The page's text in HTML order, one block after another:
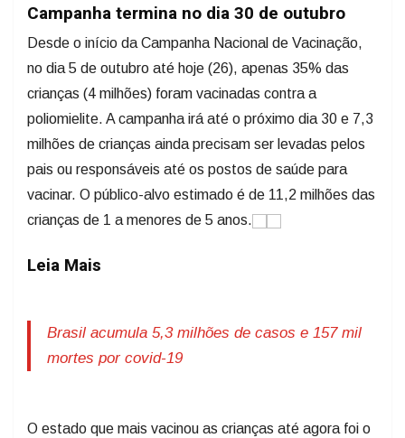
Campanha termina no dia 30 de outubro
Desde o início da Campanha Nacional de Vacinação,
no dia 5 de outubro até hoje (26), apenas 35% das
crianças (4 milhões) foram vacinadas contra a
poliomielite. A campanha irá até o próximo dia 30 e 7,3
milhões de crianças ainda precisam ser levadas pelos
pais ou responsáveis até os postos de saúde para
vacinar. O público-alvo estimado é de 11,2 milhões das
crianças de 1 a menores de 5 anos.
Leia Mais
Brasil acumula 5,3 milhões de casos e 157 mil
mortes por covid-19
O estado que mais vacinou as crianças até agora foi o